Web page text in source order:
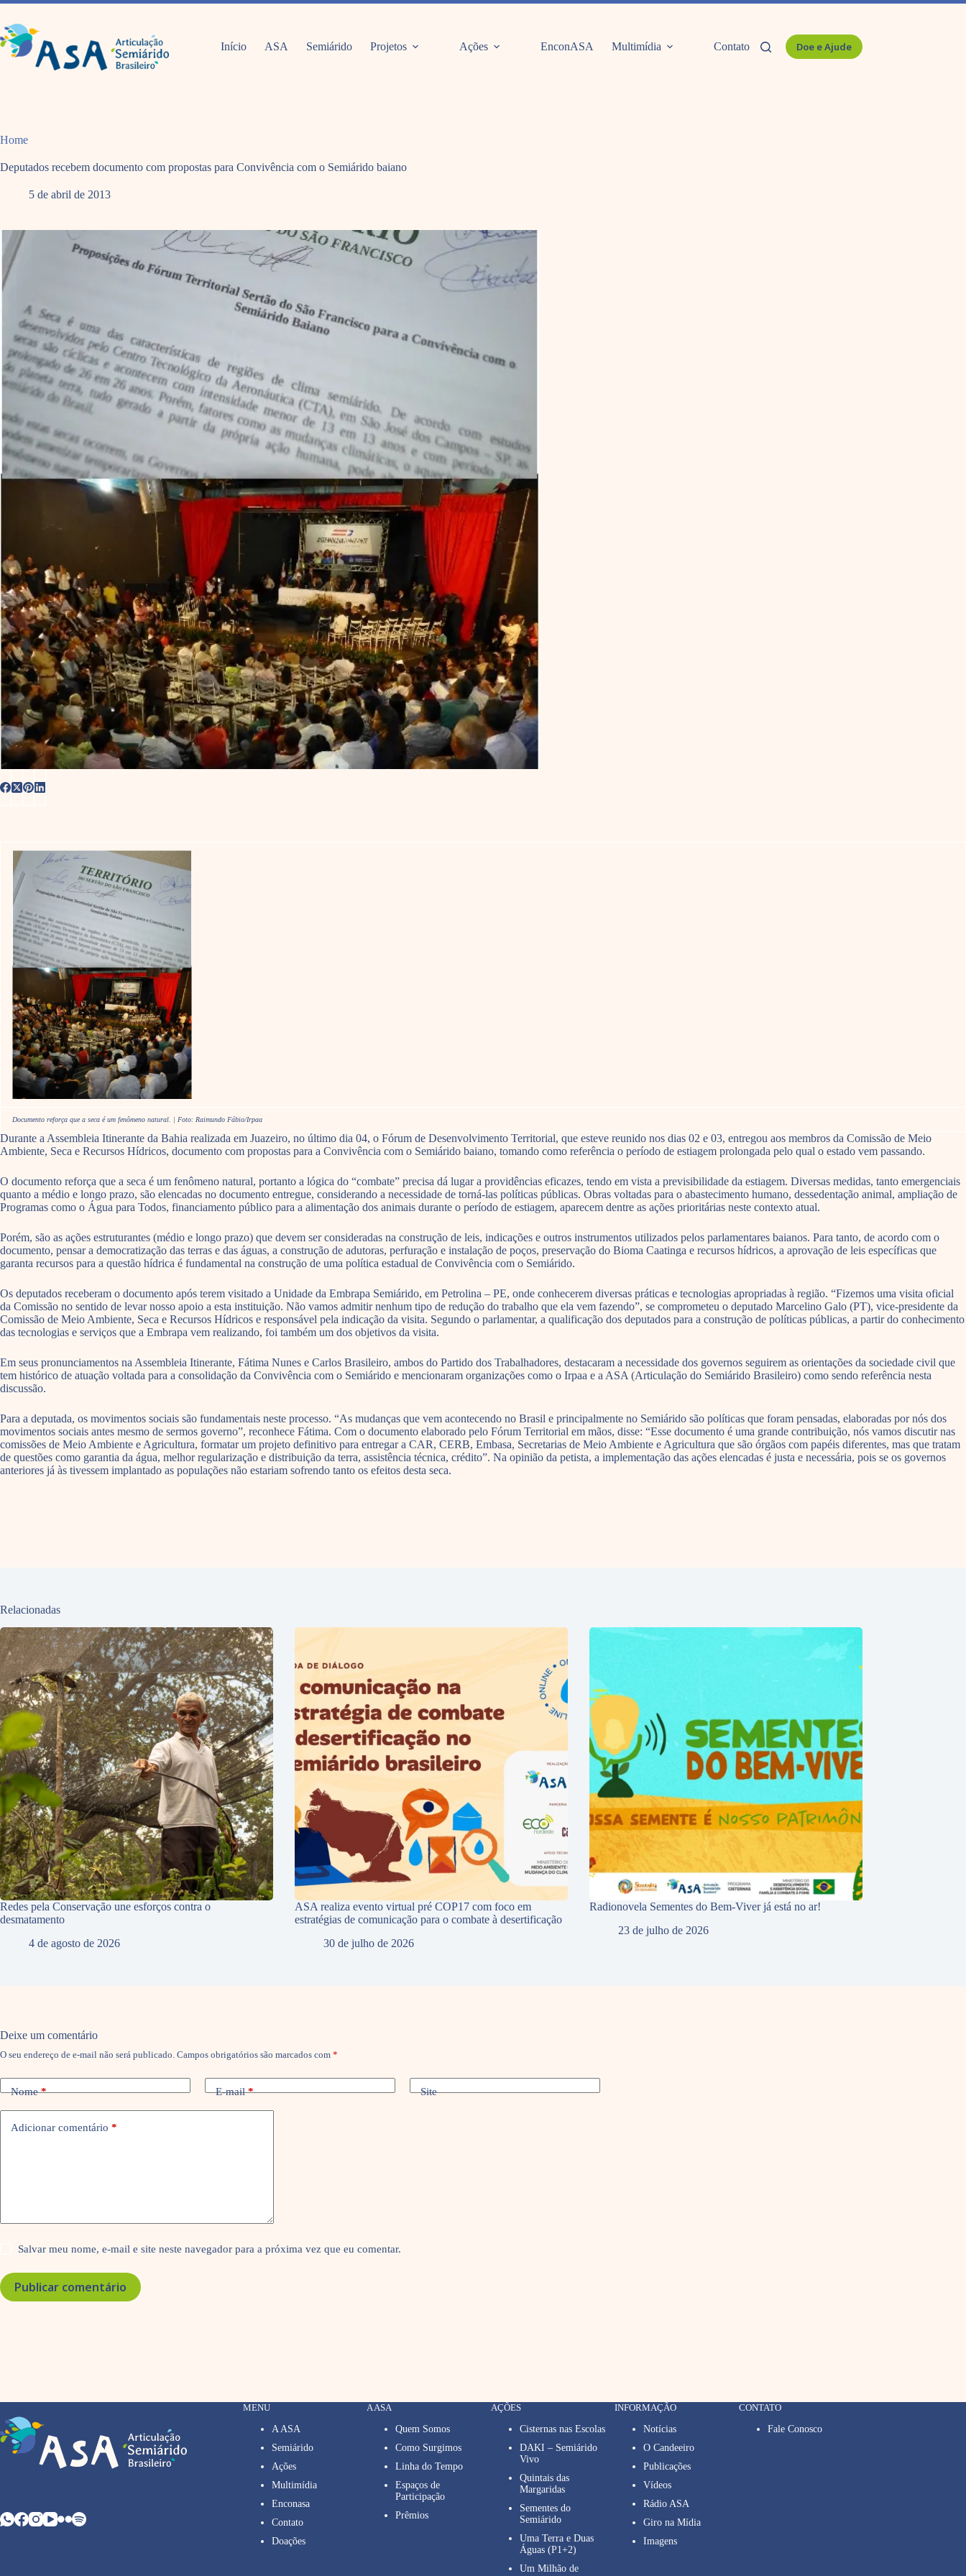
Pular
o
conteúdo
Início ASA Semiárido Projetos Ações EnconASA Multimídia Contato Doe e Ajude
Home
Deputados recebem documento com propostas para Convivência com o Semiárido baiano
5 de abril de 2013
Documento reforça que a seca é um fenômeno natural. | Foto: Raimundo Fábio/Irpaa
Durante a Assembleia Itinerante da Bahia realizada em Juazeiro, no último dia 04, o Fórum de Desenvolvimento Territorial, que esteve reunido nos dias 02 e 03, entregou aos membros da Comissão de Meio
Ambiente, Seca e Recursos Hídricos, documento com propostas para a Convivência com o Semiárido baiano, tomando como referência o período de estiagem prolongada pelo qual o estado vem passando.
O documento reforça que a seca é um fenômeno natural, portanto a lógica do “combate” precisa dá lugar a providências eficazes, tendo em vista a previsibilidade da estiagem. Diversas medidas, tanto emergenciais
quanto a médio e longo prazo, são elencadas no documento entregue, considerando a necessidade de torná-las políticas públicas. Obras voltadas para o abastecimento humano, dessedentação animal, ampliação de
Programas como o Água para Todos, financiamento público para a alimentação dos animais durante o período de estiagem, aparecem dentre as ações prioritárias neste contexto atual.
Porém, são as ações estruturantes (médio e longo prazo) que devem ser consideradas na construção de leis, indicações e outros instrumentos utilizados pelos parlamentares baianos. Para tanto, de acordo com o
documento, pensar a democratização das terras e das águas, a construção de adutoras, perfuração e instalação de poços, preservação do Bioma Caatinga e recursos hídricos, a aprovação de leis específicas que
garanta recursos para a questão hídrica é fundamental na construção de uma política estadual de Convivência com o Semiárido.
Os deputados receberam o documento após terem visitado a Unidade da Embrapa Semiárido, em Petrolina – PE, onde conhecerem diversas práticas e tecnologias apropriadas à região. “Fizemos uma visita oficial
da Comissão no sentido de levar nosso apoio a esta instituição. Não vamos admitir nenhum tipo de redução do trabalho que ela vem fazendo”, se comprometeu o deputado Marcelino Galo (PT), vice-presidente da
Comissão de Meio Ambiente, Seca e Recursos Hídricos e responsável pela indicação da visita. Segundo o parlamentar, a qualificação dos deputados para a construção de políticas públicas, a partir do conhecimento
das tecnologias e serviços que a Embrapa vem realizando, foi também um dos objetivos da visita.
Em seus pronunciamentos na Assembleia Itinerante, Fátima Nunes e Carlos Brasileiro, ambos do Partido dos Trabalhadores, destacaram a necessidade dos governos seguirem as orientações da sociedade civil que
tem histórico de atuação voltada para a consolidação da Convivência com o Semiárido e mencionaram organizações como o Irpaa e a ASA (Articulação do Semiárido Brasileiro) como sendo referência nesta
discussão.
Para a deputada, os movimentos sociais são fundamentais neste processo. “As mudanças que vem acontecendo no Brasil e principalmente no Semiárido são políticas que foram pensadas, elaboradas por nós dos
movimentos sociais antes mesmo de sermos governo”, reconhece Fátima. Com o documento elaborado pelo Fórum Territorial em mãos, disse: “Esse documento é uma grande contribuição, nós vamos discutir nas
comissões de Meio Ambiente e Agricultura, formatar um projeto definitivo para entregar a CAR, CERB, Embasa, Secretarias de Meio Ambiente e Agricultura que são órgãos com papéis diferentes, mas que tratam
de questões como garantia da água, melhor regularização e distribuição da terra, assistência técnica, crédito”. Na opinião da petista, a implementação das ações elencadas é justa e necessária, pois se os governos
anteriores já às tivessem implantado as populações não estariam sofrendo tanto os efeitos desta seca.
Relacionadas
Redes pela Conservação une esforços contra o
desmatamento
4 de agosto de 2026
ASA realiza evento virtual pré COP17 com foco em
estratégias de comunicação para o combate à desertificação
30 de julho de 2026
Radionovela Sementes do Bem-Viver já está no ar!
23 de julho de 2026
Deixe um comentário
O seu endereço de e-mail não será publicado. Campos obrigatórios são marcados com *
Nome* E-mail* Site
Adicionar comentário *
Salvar meu nome, e-mail e site neste navegador para a próxima vez que eu comentar.
Publicar comentário
MENU
A ASA
Semiárido
Ações
Multimídia
Enconasa
Contato
Doações
A ASA
Quem Somos
Como Surgimos
Linha do Tempo
Espaços de
Participação
Prêmios
AÇÕES
Cisternas nas Escolas
DAKI – Semiárido
Vivo
Quintais das
Margaridas
Sementes do
Semiárido
Uma Terra e Duas
Águas (P1+2)
Um Milhão de
INFORMAÇÃO
Notícias
O Candeeiro
Publicações
Vídeos
Rádio ASA
Giro na Mídia
Imagens
CONTATO
Fale Conosco